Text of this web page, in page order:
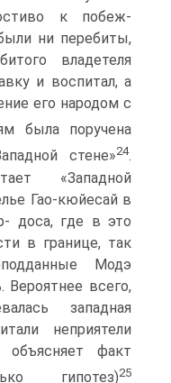
к побеж­
ни перебиты,
владетеля
и воспи­тал, а
его народом с
была поручена
стене»24.
«Западной
Гао-кюйесай в
доса, где в это
в границе, так
Модэ
Вероятнее всего,
западная
неприятели
факт
гипотез)25